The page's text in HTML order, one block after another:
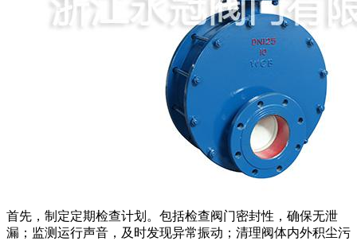
首先，制定定期检查计划。包括检查阀门密封性，确保无泄
漏；监测运行声音，及时发现异常振动；清理阀体内外积尘污